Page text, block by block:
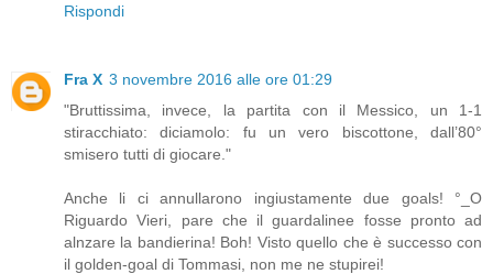
Rispondi
Fra X 3 novembre 2016 alle ore 01:29
"Bruttissima, invece, la partita con il Messico, un 1-1
stiracchiato: diciamolo: fu un vero biscottone, dall’80°
smisero tutti di giocare."
Anche li ci annullarono ingiustamente due goals! °_O
Riguardo Vieri, pare che il guardalinee fosse pronto ad
alnzare la bandierina! Boh! Visto quello che è successo con
il golden-goal di Tommasi, non me ne stupirei!